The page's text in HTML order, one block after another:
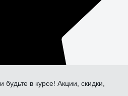
и будьте в курсе! Акции, скидки,